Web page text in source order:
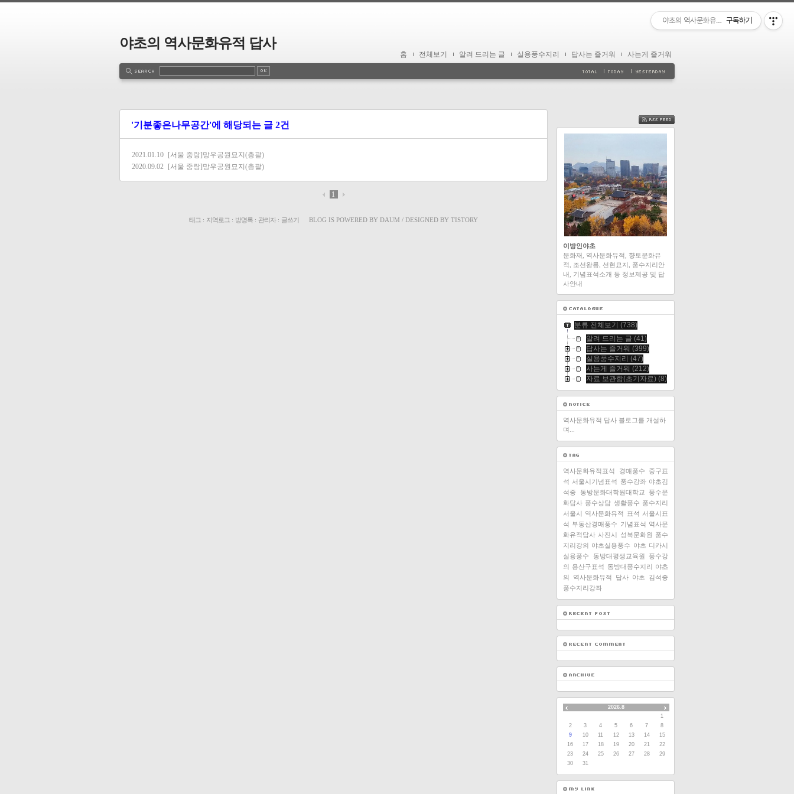
야초의 역사문화유적 답사
홈 전체보기 알려 드리는 글 실용풍수지리 답사는 즐거워 사는게 즐거워
'기분좋은나무공간'에 해당되는 글 2건
2021.01.10
[서울 중랑]망우공원묘지(총괄)
2020.09.02
[서울 중랑]망우공원묘지(총괄)
1
태그 : 지역로그 : 방명록 : 관리자: 글쓰기 BLOG IS POWERED BY DAUM / DESIGNED BY TISTORY
FEED
이방인야초
문화재, 역사문화유적, 향토문화유
적, 조선왕릉, 선현묘지, 풍수지리안
내, 기념표석소개 등 정보제공 및 답
사안내
분류 전체보기 (738)
알려 드리는 글 (41)
답사는 즐거워 (399)
실용풍수지리 (47)
사는게 즐거워 (212)
자료 보관함(초기자료) (8)
역사문화유적 답사 블로그를 개설하
며...
역사문화유적표석 경매풍수
중구표
석 서울시기념표석 풍수강좌 야초김
석중
동방문화대학원대학교
풍수문
화답사 풍수상담 생활풍수 풍수지리
서울시 역사문화유적 표석 서울시표
석 부동산경매풍수 기념표석 역사문
화유적답사 사진시 성북문화원 풍수
지리강의 야초실용풍수 야초 디카시
실용풍수
동방대평생교육원
풍수강
의 용산구표석 동방대풍수지리 야초
의 역사문화유적 답사 야초 김석중
풍수지리강좌
2026.8
1
2
3 4 5 6 7
8
9
10 11 12 13 14
15
16
17 18 19 20 21
22
23
24 25 26 27 28
29
30
31
야초의 역사문화유적 답사구독하기